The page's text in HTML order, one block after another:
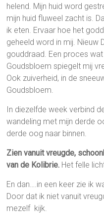
helend. Mijn huid word
mijn huid fluweel zacht is.
ik eten. Ervaar hoe het
geheeld word in mij. Nieuw
gouddraad. Een proces
Goudsbloem spiegelt mij
Ook zuiverheid, in de
Goudsbloem.
In diezelfde week verbind
wandeling met mijn derde
derde oog naar binnen.
Zien vanuit vreugde,
van de Kolibrie. Het felle
En dan….in een keer zie ik
Door dat ik niet vanuit
mezelf kijk.